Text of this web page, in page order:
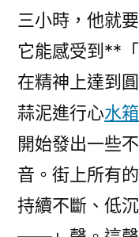
三小時，他就
它能感受到**
在精神上達到
蒜泥進行心水
開始發出一些
音。街上所有
持續不斷、低